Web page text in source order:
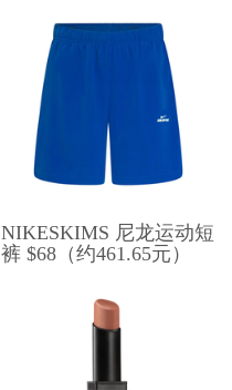
NIKESKIMS 尼龙运动短
裤 $68（约461.65元）